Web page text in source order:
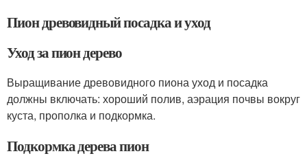
Пион древовидный посадка и уход
Уход за пион дерево
Выращивание древовидного пиона уход и посадка
должны включать: хороший полив, аэрация почвы вокруг
куста, прополка и подкормка.
Подкормка дерева пион